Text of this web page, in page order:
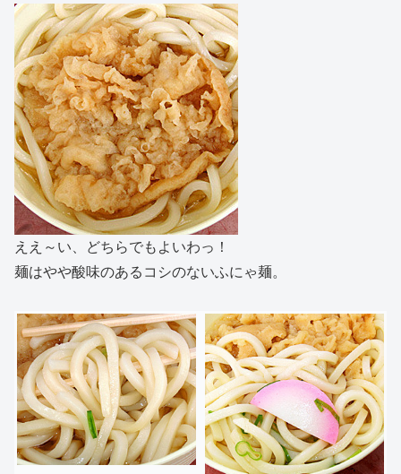
ええ～い、どちらでもよいわっ！
麺はやや酸味のあるコシのないふにゃ麺。